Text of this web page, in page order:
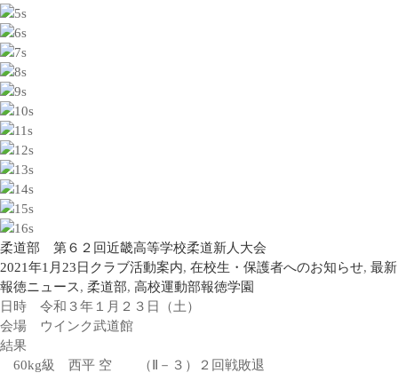
柔道部 第６２回近畿高等学校柔道新人大会
2021年1月23日 クラブ活動案内, 在校生・保護者へのお知らせ, 最新
報徳ニュース, 柔道部, 高校運動部報徳学園
日時 令和３年１月２３日（土）
会場 ウインク武道館
結果
60kg級 西平 空 （Ⅱ－３）２回戦敗退